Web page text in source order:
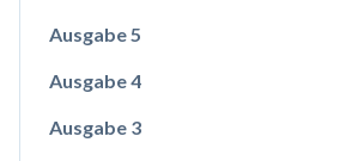
Ausgabe 5
Ausgabe 4
Ausgabe 3